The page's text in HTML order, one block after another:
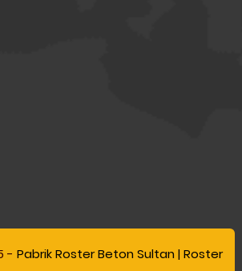
-Pabrik Roster Beton Sultan | Roster